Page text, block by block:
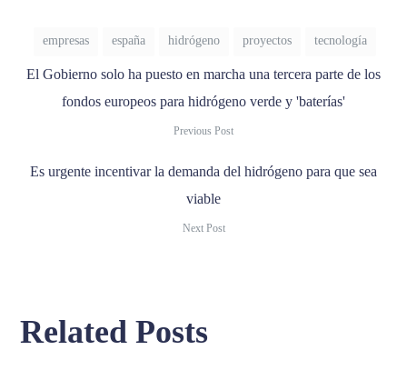
empresas españa hidrógeno proyectos tecnología
El Gobierno solo ha puesto en marcha una tercera parte de los
fondos europeos para hidrógeno verde y 'baterías'
Previous Post
Es urgente incentivar la demanda del hidrógeno para que sea
viable
Next Post
Related Posts